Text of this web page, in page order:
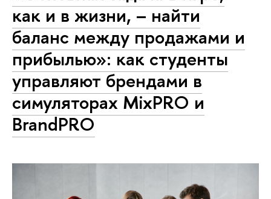
как и в жизни, – найти
баланс между продажами и
прибылью»: как студенты
управляют брендами в
симуляторах MixPRO и
BrandPRO